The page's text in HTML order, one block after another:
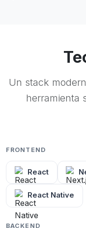
Un stack
herramienta
FRONTEND
React
React Native
BACKEND